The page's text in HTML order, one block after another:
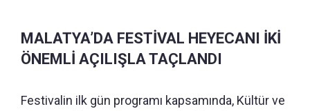
MALATYA’DA FESTİVAL HEYECANI İKİ
ÖNEMLİ AÇILIŞLA TAÇLANDI
Festivalin ilk gün programı kapsamında, Kültür ve